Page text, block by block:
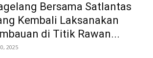
Bersama Satlantas
Kembali Laksanakan
di Titik Rawan...
2025